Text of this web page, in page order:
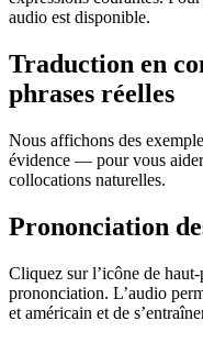
audio est disponible.
Traduction en
phrases réelles
Nous affichons des
évidence — pour vous
collocations naturelles.
Prononciation
Cliquez sur l’icône de
prononciation. L’audio
et américain et de